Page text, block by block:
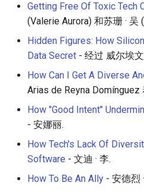
Getting Free Of Toxic Tech
(Valerie Aurora) 和苏珊 · 吴
Hidden Figures: How
Data Secret - 经过 威尔埃
How Can I Get A Diverse
Arias de Reyna Domínguez
How "Good Intent"
- 安娜丽.
How Tech's Lack Of
Software - 文迪 · 李.
How To Be An Ally - 安德烈